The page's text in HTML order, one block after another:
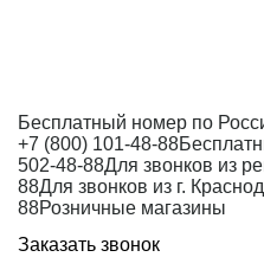
Бесплатный номер по
+7 (800) 101-48-88
502-48-88Для звонков из
88Для звонков из г.
88Розничные магазины
Заказать звонок